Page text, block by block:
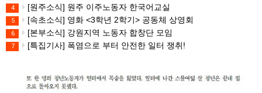
4 [원주소식] 원주 이주노동자 한국어교실
5 [속초소식] 영화 <3학년 2학기> 공동체 상영회
6 [본부소식] 강원지역 노동자 합창단 모임
7 [특집기사] 폭염으로 부터 안전한 일터 쟁취!